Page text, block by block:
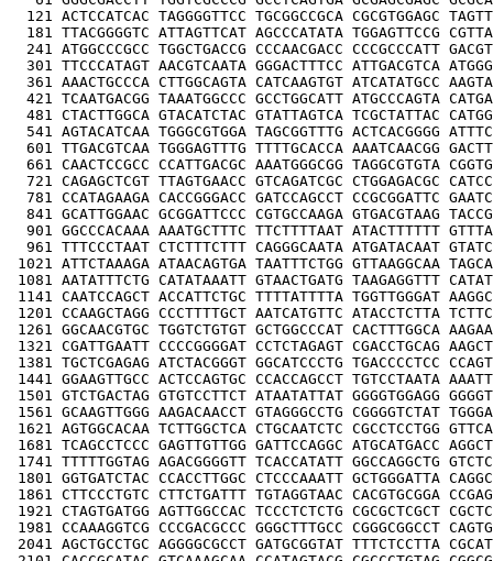
121 ACTCCATCAC TAGGGGTTCC TGCGGCCGCA CGCGTGGAGC
181 TTACGGGGTC ATTAGTTCAT AGCCCATATA TGGAGTTCCG
241 ATGGCCCGCC TGGCTGACCG CCCAACGACC CCCGCCCATT
301 TTCCCATAGT AACGTCAATA GGGACTTTCC ATTGACGTCA
361 AAACTGCCCA CTTGGCAGTA CATCAAGTGT ATCATATGCC
421 TCAATGACGG TAAATGGCCC GCCTGGCATT ATGCCCAGTA
481 CTACTTGGCA GTACATCTAC GTATTAGTCA TCGCTATTAC
541 AGTACATCAA TGGGCGTGGA TAGCGGTTTG ACTCACGGGG
601 TTGACGTCAA TGGGAGTTTG TTTTGCACCA AAATCAACGG
661 CAACTCCGCC CCATTGACGC AAATGGGCGG TAGGCGTGTA
721 CAGAGCTCGT TTAGTGAACC GTCAGATCGC CTGGAGACGC
781 CCATAGAAGA CACCGGGACC GATCCAGCCT CCGCGGATTC
841 GCATTGGAAC GCGGATTCCC CGTGCCAAGA GTGACGTAAG
901 GGCCCACAAA AAATGCTTTC TTCTTTTAAT ATACTTTTTT
961 TTTCCCTAAT CTCTTTCTTT CAGGGCAATA ATGATACAAT
1021 ATTCTAAAGA ATAACAGTGA TAATTTCTGG GTTAAGGCAA
1081 AATATTTCTG CATATAAATT GTAACTGATG TAAGAGGTTT
1141 CAATCCAGCT ACCATTCTGC TTTTATTTTA TGGTTGGGAT
1201 CCAAGCTAGG CCCTTTTGCT AATCATGTTC ATACCTCTTA
1261 GGCAACGTGC TGGTCTGTGT GCTGGCCCAT CACTTTGGCA
1321 CGATTGAATT CCCCGGGGAT CCTCTAGAGT CGACCTGCAG
1381 TGCTCGAGAG ATCTACGGGT GGCATCCCTG TGACCCCTCC
1441 GGAAGTTGCC ACTCCAGTGC CCACCAGCCT TGTCCTAATA
1501 GTCTGACTAG GTGTCCTTCT ATAATATTAT GGGGTGGAGG
1561 GCAAGTTGGG AAGACAACCT GTAGGGCCTG CGGGGTCTAT
1621 AGTGGCACAA TCTTGGCTCA CTGCAATCTC CGCCTCCTGG
1681 TCAGCCTCCC GAGTTGTTGG GATTCCAGGC ATGCATGACC
1741 TTTTTGGTAG AGACGGGGTT TCACCATATT GGCCAGGCTG
1801 GGTGATCTAC CCACCTTGGC CTCCCAAATT GCTGGGATTA
1861 CTTCCCTGTC CTTCTGATTT TGTAGGTAAC CACGTGCGGA
1921 CTAGTGATGG AGTTGGCCAC TCCCTCTCTG CGCGCTCGCT
1981 CCAAAGGTCG CCCGACGCCC GGGCTTTGCC CGGGCGGCCT
2041 AGCTGCCTGC AGGGGCGCCT GATGCGGTAT TTTCTCCTTA